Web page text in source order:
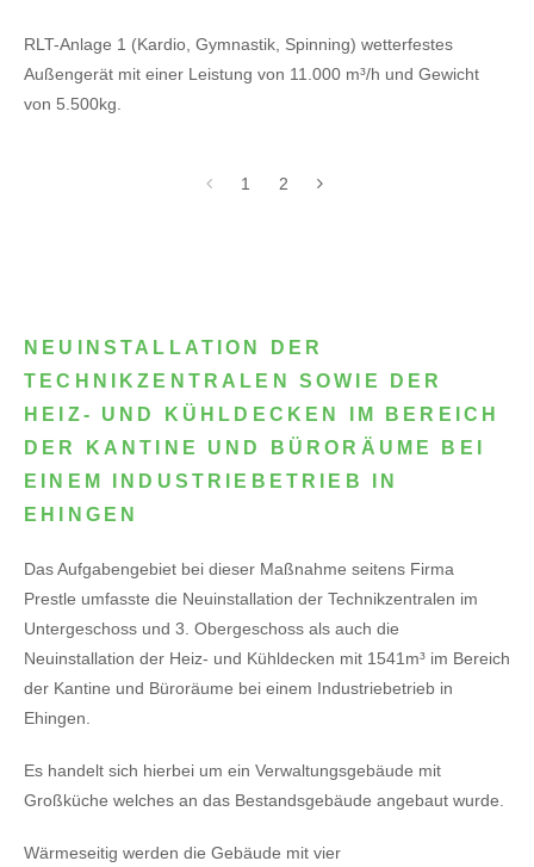
RLT-Anlage 1 (Kardio, Gymnastik, Spinning) wetterfestes
Außengerät mit einer Leistung von 11.000 m³/h und Gewicht
von 5.500kg.
1 2
NEUINSTALLATION DER
TECHNIKZENTRALEN SOWIE DER
HEIZ- UND KÜHLDECKEN IM BEREICH
DER KANTINE UND BÜRORÄUME BEI
EINEM INDUSTRIEBETRIEB IN
EHINGEN
Das Aufgabengebiet bei dieser Maßnahme seitens Firma
Prestle umfasste die Neuinstallation der Technikzentralen im
Untergeschoss und 3. Obergeschoss als auch die
Neuinstallation der Heiz- und Kühldecken mit 1541m³ im Bereich
der Kantine und Büroräume bei einem Industriebetrieb in
Ehingen.
Es handelt sich hierbei um ein Verwaltungsgebäude mit
Großküche welches an das Bestandsgebäude angebaut wurde.
Wärmeseitig werden die Gebäude mit vier